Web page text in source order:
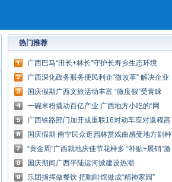
热门推荐
广西巴马“田长+林长”守护长寿乡生态环境
广西深化政务服务便民利企“微改革” 解决企业
民众“大问题”
国庆假期广西文旅活动丰富 “微度假”受青睐
一碗米粉撬动百亿产业 广西地方小吃的“网
红”路
广西铁路部门加开或重联16对动车应对返程高
峰
国庆假期 南宁民众逛园林赏戏曲感受地方剧种
魅力
“黄金周”广西就地庆佳节花样多 “补贴+展销”激
发消费新动能
国庆期间广西平陆运河掀建设热潮
乐团指挥做餐饮 把咖啡馆做成“精神家园”